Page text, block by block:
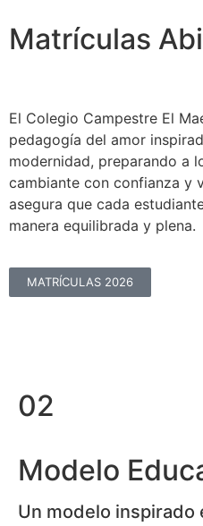
Matrículas
El Colegio Campestre El
pedagogía del amor
modernidad, preparando a
cambiante con confianza y
asegura que cada
manera equilibrada y plena.
MATRÍCULAS 2026
02
Modelo
Un modelo inspirado